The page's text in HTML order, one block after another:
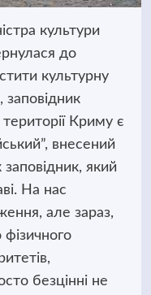
культури
до
культурну
Криму є
внесений
який
На нас
але зараз,
безцінні не